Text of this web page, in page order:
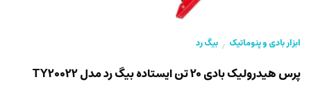
ابزار بادی و پنوماتیک / بیگ رد
پرس هیدرولیک بادی 20 تن ایستاده بیگ رد مدل TY20022